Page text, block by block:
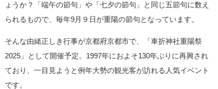
ょうか？「端午の節句」や「七夕の節句」と同じ五節句に数え
られるもので、毎年9月９日が重陽の節句となっています。
そんな由緒正しき行事が京都府京都市で、「車折神社重陽祭
2025」として開催予定。1997年におよそ130年ぶりに再興され
ており、一目見ようと例年大勢の観光客が訪れる人気イベント
です。